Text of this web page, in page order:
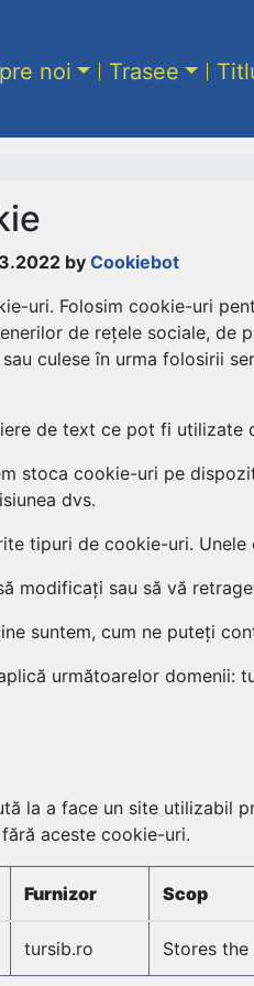
noi Trasee
by Cookiebot
uri. Folosim cookie-uri
de rețele sociale,
culese în urma folosirii
de text ce pot fi utilizate
stoca cookie-uri pe
dvs.
tipuri de cookie-uri.
modificați sau să vă
suntem, cum ne puteți
următoarelor domenii:
la a face un site utilizabil
aceste cookie-uri.
Furnizor Scop
tursib.ro Stores